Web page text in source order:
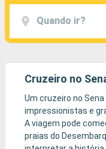
Quando ir?
Cruzeiro no
Um cruzeiro no
impressionistas e
A viagem pode
praias do